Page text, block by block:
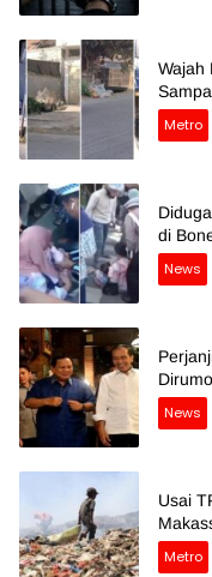
Wajah
Metro
di
News
News
Usai
Metro